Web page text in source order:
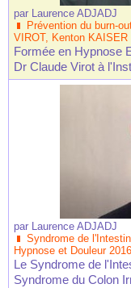
par Laurence ADJADJ
Prévention du burn-
VIROT, Kenton KAISER
Formée en Hypnose
Dr Claude Virot à
par Laurence ADJADJ
Syndrome de
Hypnose et Douleur 2016
Le Syndrome de
Syndrome du Colon